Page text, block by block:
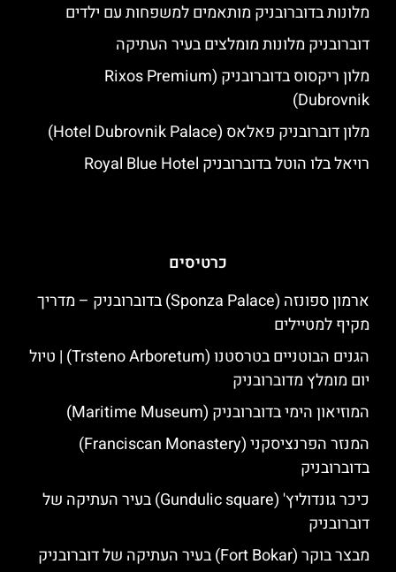
מלונות בדוברובניק מותאמים למשפחות עם ילדים
דוברובניק מלונות מומלצים בעיר העתיקה
מלון ריקסוס בדוברובניק (Rixos Premium
Dubrovnik)
מלון דוברובניק פאלאס (Hotel Dubrovnik Palace)
רויאל בלו הוטל בדוברובניק Royal Blue Hotel
כרטיסים
ארמון ספונזה (Sponza Palace) בדוברובניק – מדריך
מקיף למטיילים
הגנים הבוטניים בטרסטנו (Trsteno Arboretum) | טיול
יום מומלץ מדוברובניק
המוזיאון הימי בדוברובניק (Maritime Museum)
המנזר הפרנציסקני (Franciscan Monastery)
בדוברובניק
כיכר גונדוליץ' (Gundulic square) בעיר העתיקה של
דוברובניק
מבצר בוקר (Fort Bokar) בעיר העתיקה של דוברובניק